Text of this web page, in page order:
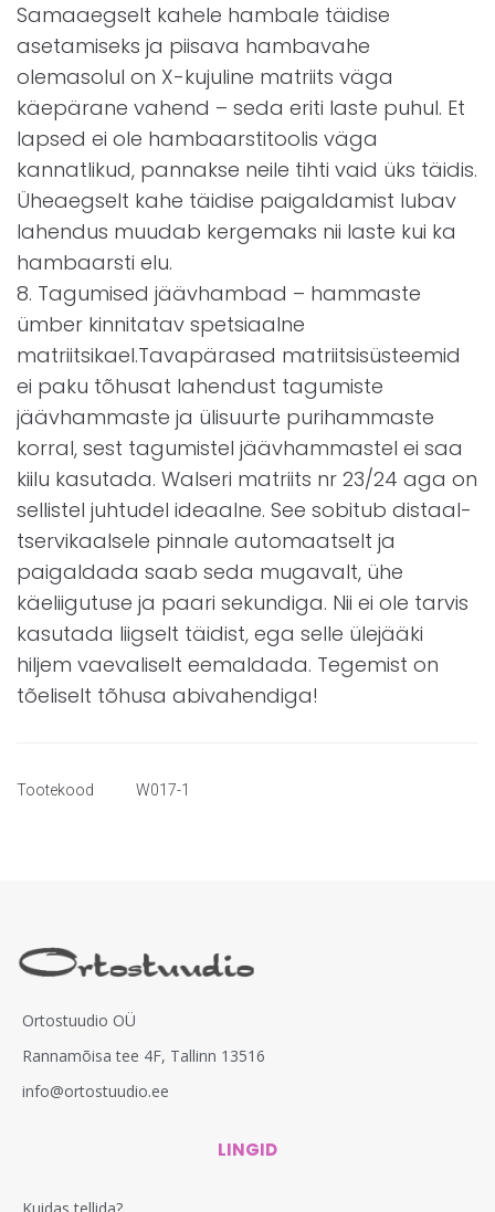
Samaaegselt kahele hambale täidise
asetamiseks ja piisava hambavahe
olemasolul on X-kujuline matriits väga
käepärane vahend – seda eriti laste puhul. Et
lapsed ei ole hambaarstitoolis väga
kannatlikud, pannakse neile tihti vaid üks täidis.
Üheaegselt kahe täidise paigaldamist lubav
lahendus muudab kergemaks nii laste kui ka
hambaarsti elu.
8. Tagumised jäävhambad – hammaste
ümber kinnitatav spetsiaalne
matriitsikael.Tavapärased matriitsisüsteemid
ei paku tõhusat lahendust tagumiste
jäävhammaste ja ülisuurte purihammaste
korral, sest tagumistel jäävhammastel ei saa
kiilu kasutada. Walseri matriits nr 23/24 aga on
sellistel juhtudel ideaalne. See sobitub distaal-
tservikaalsele pinnale automaatselt ja
paigaldada saab seda mugavalt, ühe
käeliigutuse ja paari sekundiga. Nii ei ole tarvis
kasutada liigselt täidist, ega selle ülejääki
hiljem vaevaliselt eemaldada. Tegemist on
tõeliselt tõhusa abivahendiga!
Tootekood W017-1
Ortostuudio OÜ
Rannamõisa tee 4F, Tallinn 13516
info@ortostuudio.ee
LINGID